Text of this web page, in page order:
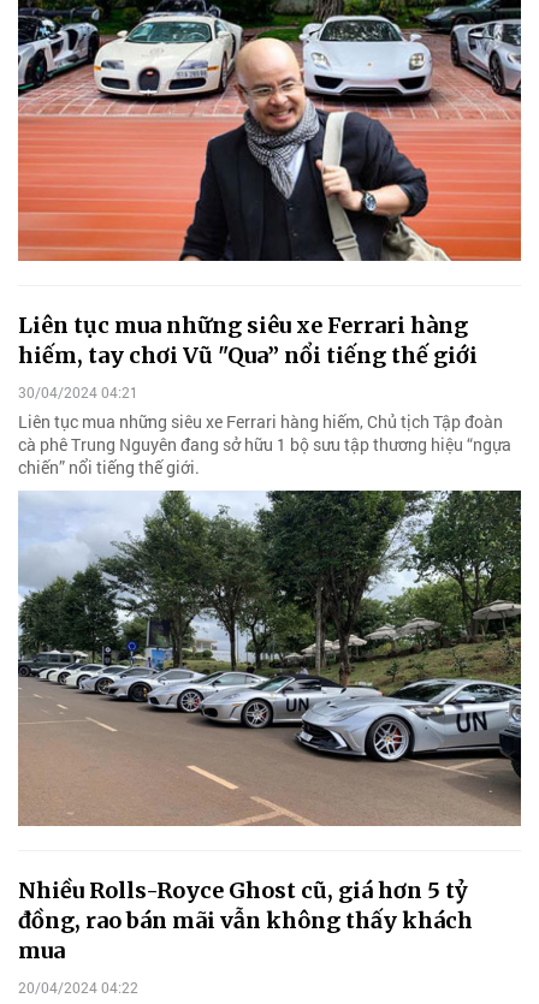
Liên tục mua những siêu xe Ferrari hàng
hiếm, tay chơi Vũ "Qua” nổi tiếng thế giới
30/04/2024 04:21
Liên tục mua những siêu xe Ferrari hàng hiếm, Chủ tịch Tập đoàn
cà phê Trung Nguyên đang sở hữu 1 bộ sưu tập thương hiệu “ngựa
chiến” nổi tiếng thế giới.
Nhiều Rolls-Royce Ghost cũ, giá hơn 5 tỷ
đồng, rao bán mãi vẫn không thấy khách
mua
20/04/2024 04:22